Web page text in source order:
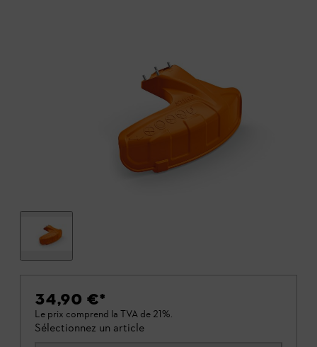
34,90 €*
Le prix comprend la TVA de 21%.
Sélectionnez un article